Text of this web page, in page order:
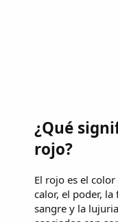
¿Qué
rojo?
El rojo es el
calor, el poder,
sangre y la